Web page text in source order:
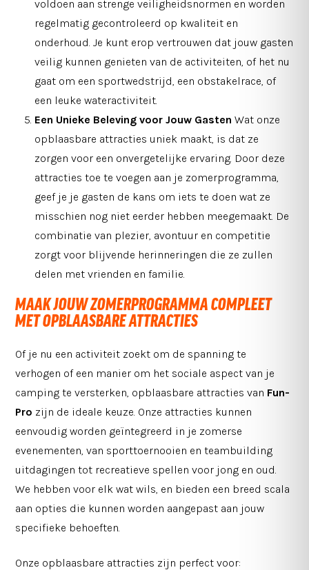
voldoen aan strenge veiligheidsnormen en worden
regelmatig gecontroleerd op kwaliteit en
onderhoud. Je kunt erop vertrouwen dat jouw gasten
veilig kunnen genieten van de activiteiten, of het nu
gaat om een sportwedstrijd, een obstakelrace, of
een leuke wateractiviteit.
Een Unieke Beleving voor Jouw Gasten Wat onze
opblaasbare attracties uniek maakt, is dat ze
zorgen voor een onvergetelijke ervaring. Door deze
attracties toe te voegen aan je zomerprogramma,
geef je je gasten de kans om iets te doen wat ze
misschien nog niet eerder hebben meegemaakt. De
combinatie van plezier, avontuur en competitie
zorgt voor blijvende herinneringen die ze zullen
delen met vrienden en familie.
MAAK JOUW ZOMERPROGRAMMA COMPLEET
MET OPBLAASBARE ATTRACTIES
Of je nu een activiteit zoekt om de spanning te
verhogen of een manier om het sociale aspect van je
camping te versterken, opblaasbare attracties van Fun-
Pro zijn de ideale keuze. Onze attracties kunnen
eenvoudig worden geïntegreerd in je zomerse
evenementen, van sporttoernooien en teambuilding
uitdagingen tot recreatieve spellen voor jong en oud.
We hebben voor elk wat wils, en bieden een breed scala
aan opties die kunnen worden aangepast aan jouw
specifieke behoeften.
Onze opblaasbare attracties zijn perfect voor: